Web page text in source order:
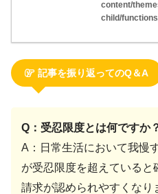
content/
child/
記事を振り返ってのQ＆A
Q：受忍限度とは何ですか
A：日常生活において我慢
が受忍限度を超えている
請求が認められやすくなり